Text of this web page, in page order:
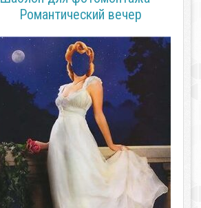
Романтический вечер